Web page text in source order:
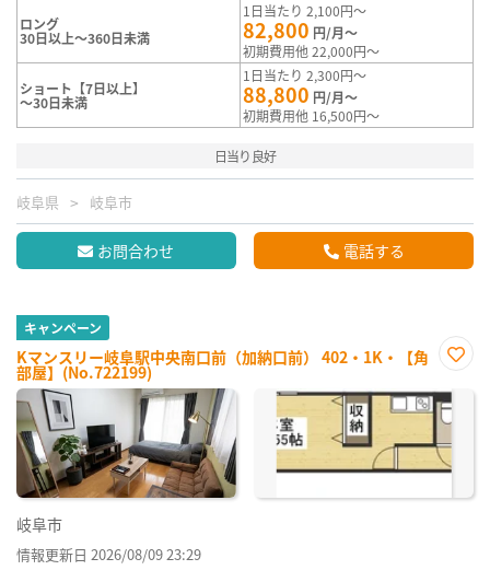
ロング
30日以上～360日未満
1日当たり 2,100円～
82,800 円/月～
初期費用他 22,000円～
ショート【7日以上】
～30日未満
1日当たり 2,300円～
88,800 円/月～
初期費用他 16,500円～
日当り良好
岐阜県 岐阜市
お問合わせ 電話する
キャンペーン
Kマンスリー岐阜駅中央南口前（加納口前） 402・1K・【角
部屋】(No.722199)
に入
り登
録
岐阜市
情報更新日 2026/08/09 23:29